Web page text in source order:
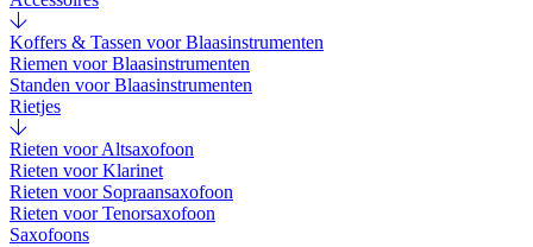
Koffers & Tassen voor Blaasinstrumenten
Riemen voor Blaasinstrumenten
Standen voor Blaasinstrumenten
Rietjes
Rieten voor Altsaxofoon
Rieten voor Klarinet
Rieten voor Sopraansaxofoon
Rieten voor Tenorsaxofoon
Saxofoons